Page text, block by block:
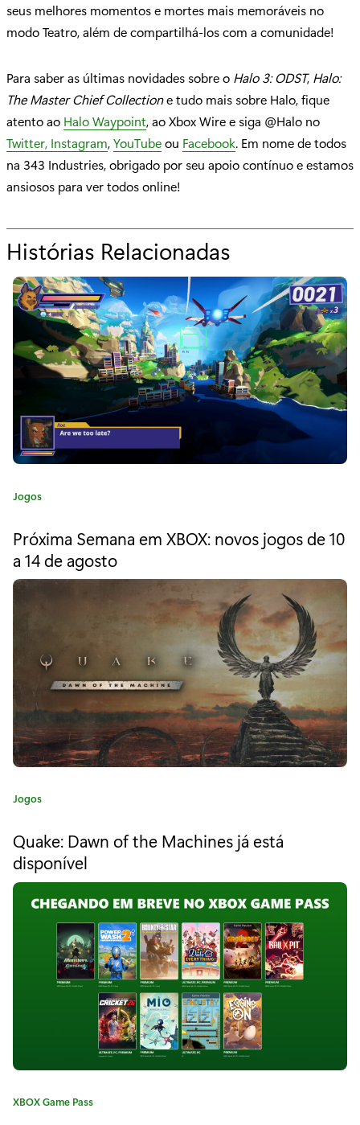
seus melhores momentos e mortes mais memoráveis ​​no
modo Teatro, além de compartilhá-los com a comunidade!
Para saber as últimas novidades sobre o Halo 3: ODST, Halo:
The Master Chief Collectione tudo mais sobre Halo, fique
atento ao Halo Waypoint, ao Xbox Wire e siga @Halo no
Twitter, Instagram,YouTubeou Facebook. Em nome de todos
na 343 Industries, obrigado por seu apoio contínuo e estamos
ansiosos para ver todos online!
Histórias Relacionadas
a
r
a
"
H
l
:
D
S
T
j
á
e
s
á
d
i
s
p
o
n
í
v
C
e
g
o
Jogos
Próxima Semana em XBOX: novos jogos de 10
a 14 de agosto
C
e
g
o
Jogos
Quake: Dawn of the Machines já está
disponível
C
XBOX Game Pass